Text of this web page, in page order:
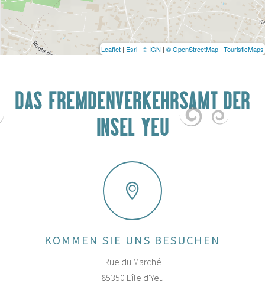
Leaflet | Esri | © IGN | © OpenStreetMap | TouristicMaps
DAS FREMDENVERKEHRSAMT DER
INSEL YEU
KOMMEN SIE UNS BESUCHEN
Rue du Marché
85350 L'île d'Yeu